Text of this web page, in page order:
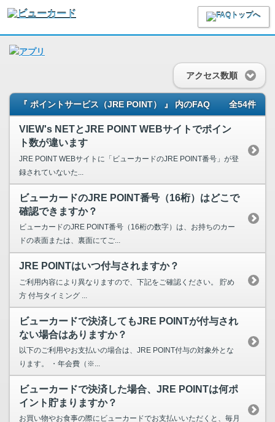
アクセス数順
『 ポイントサービス（JRE POINT） 』 内のFAQ 全54件
VIEW's NETとJRE POINT WEBサイトでポイン
ト数が違います
JRE POINT WEBサイトに「ビューカードのJRE POINT番号」が登
録されていないた...
ビューカードのJRE POINT番号（16桁）はどこで
確認できますか？
ビューカードのJRE POINT番号（16桁の数字）は、お持ちのカー
ドの表面または、裏面にてご...
JRE POINTはいつ付与されますか？
ご利用内容により異なりますので、下記をご確認ください。 貯め
方 付与タイミング ...
ビューカードで決済してもJRE POINTが付与され
ない場合はありますか？
以下のご利用やお支払いの場合は、JRE POINT付与の対象外とな
ります。 ・年会費（※...
ビューカードで決済した場合、JRE POINTは何ポ
イント貯まりますか？
お買い物やお食事の際にビューカードでお支払いいただくと、毎月